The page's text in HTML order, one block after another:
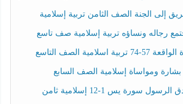
إلى الجنة الصف الثامن تربية إسلامية
رجاله ونساؤه تربية إسلامية صف تاسع
الصف التاسع
ومواساة إسلامية الصف السابع
سورة يس 1-12 إسلامية ثامن